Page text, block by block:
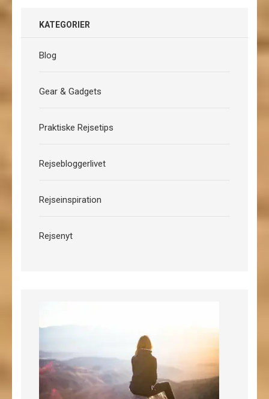
KATEGORIER
Blog
Gear & Gadgets
Praktiske Rejsetips
Rejsebloggerlivet
Rejseinspiration
Rejsenyt